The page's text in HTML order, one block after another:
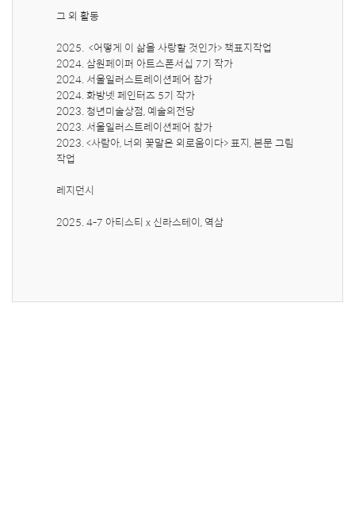
그 외 활동
2025.  <어떻게 이 삶을 사랑할 것인가> 책표지작업
2024. 삼원페이퍼 아트스폰서십 7기 작가
2024. 서울일러스트레이션페어 참가
2024. 화방넷 페인터즈 5기 작가
2023. 청년미술상점, 예술의전당
2023. 서울일러스트레이션페어 참가
2023. <사람아, 너의 꽃말은 외로움이다> 표지, 본문 그림
작업
레지던시
2025. 4-7 아티스티 x 신라스테이, 역삼